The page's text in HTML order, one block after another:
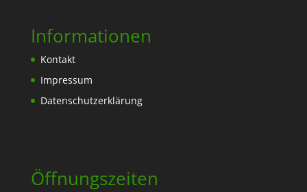
Informationen
Kontakt
Impressum
Datenschutzerklärung
Öffnungszeiten